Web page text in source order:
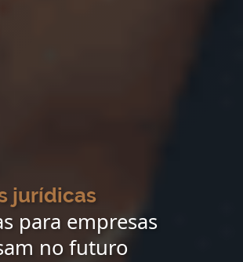
jurídicas
para empresas
no futuro